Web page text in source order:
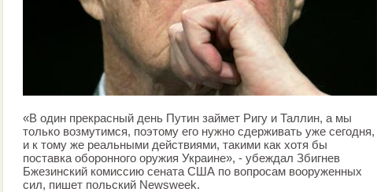
«В один прекрасный день Путин займет Ригу и Таллин, а мы
только возмутимся, поэтому его нужно сдерживать уже сегодня,
и к тому же реальными действиями, такими как хотя бы
поставка оборонного оружия Украине», - убеждал Збигнев
Бжезинский комиссию сената США по вопросам вооруженных
сил, пишет польский Newsweek.